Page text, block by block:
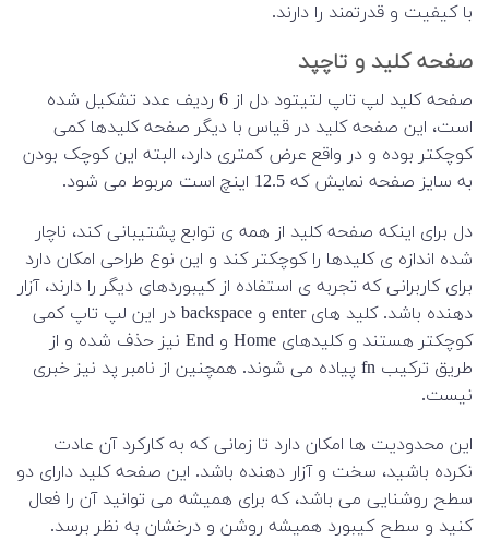
با کیفیت و قدرتمند را دارند.
صفحه کلید و تاچپد
صفحه کلید لپ تاپ لتیتود دل از 6 ردیف عدد تشکیل شده
است، این صفحه کلید در قیاس با دیگر صفحه کلیدها کمی
کوچکتر بوده و در واقع عرض کمتری دارد، البته این کوچک بودن
به سایز صفحه نمایش که 12.5 اینچ است مربوط می شود.
دل برای اینکه صفحه کلید از همه ی توابع پشتیبانی کند، ناچار
شده اندازه ی کلیدها را کوچکتر کند و این نوع طراحی امکان دارد
برای کاربرانی که تجربه ی استفاده از کیبوردهای دیگر را دارند، آزار
دهنده باشد. کلید های enter و backspace در این لپ تاپ کمی
کوچکتر هستند و کلیدهای Home و End نیز حذف شده و از
طریق ترکیب fn پیاده می شوند. همچنین از نامبر پد نیز خبری
نیست.
این محدودیت ها امکان دارد تا زمانی که به کارکرد آن عادت
نکرده باشید، سخت و آزار دهنده باشد. این صفحه کلید دارای دو
سطح روشنایی می باشد، که برای همیشه می توانید آن را فعال
کنید و سطح کیبورد همیشه روشن و درخشان به نظر برسد.